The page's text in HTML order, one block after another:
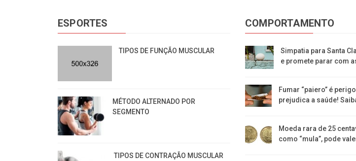
ESPORTES
TIPOS DE FUNÇÃO MUSCULAR
MÉTODO ALTERNADO POR
SEGMENTO
TIPOS DE CONTRAÇÃO MUSCULAR
COMPORTAMENTO
Simpatia para Santa
e promete parar com
Fumar “paiero” é
prejudica a saúde!
Moeda rara de 25
como “mula”, pode